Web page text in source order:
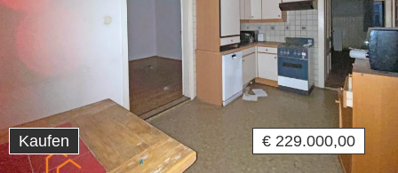
Kaufen € 229.000,00